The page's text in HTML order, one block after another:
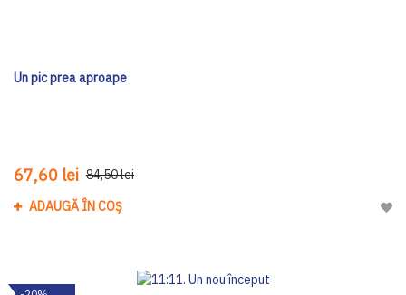
Un pic prea aproape
67,60 lei 84,50 lei
ADAUGĂ ÎN COȘ